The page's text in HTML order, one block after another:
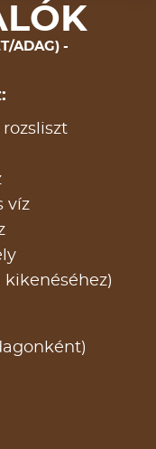
ADAG)
víz
kikenéséhez)